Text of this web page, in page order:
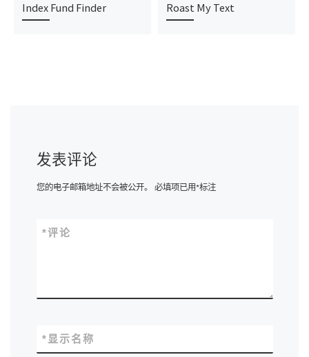
Index Fund Finder Roast My Text
发表评论
您的电子邮箱地址不会被公开。 必填项已用*标注
评论
*
显示名称
*